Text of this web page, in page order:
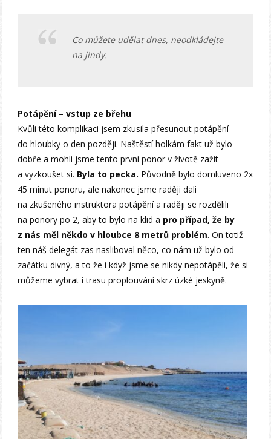
Co můžete udělat dnes, neodkládejte
na jindy.
Potápění – vstup ze břehu
Kvůli této komplikaci jsem zkusila přesunout potápění
do hloubky o den později. Naštěstí holkám fakt už bylo
dobře a mohli jsme tento první ponor v životě zažít
a vyzkoušet si. Byla to pecka. Původně bylo domluveno 2x
45 minut ponoru, ale nakonec jsme raději dali
na zkušeného instruktora potápění a raději se rozdělili
na ponory po 2, aby to bylo na klid a pro případ, že by
z nás měl někdo v hloubce 8 metrů problém. On totiž
ten náš delegát zas nasliboval něco, co nám už bylo od
začátku divný, a to že i když jsme se nikdy nepotápěli, že si
můžeme vybrat i trasu proplouvání skrz úzké jeskyně.